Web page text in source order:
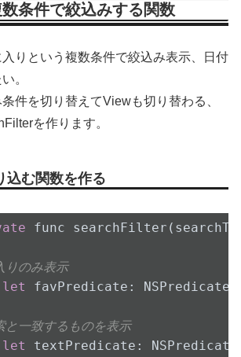
条件で絞込みする関数
りという複数条件で絞込み表示、日付
。
件を切り替えてViewも切り替わる、
を作ります。
込む関数を作る
func searchFilter(
のみ表示
let
favPredicate:
一致するものを表示
let
textPredicate: